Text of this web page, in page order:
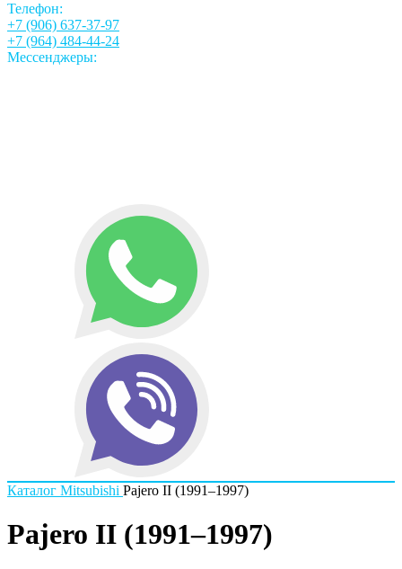
Телефон:
+7 (906) 637-37-97
+7 (964) 484-44-24
Мессенджеры:
Каталог Mitsubishi Pajero II (1991–1997)
Pajero II (1991–1997)